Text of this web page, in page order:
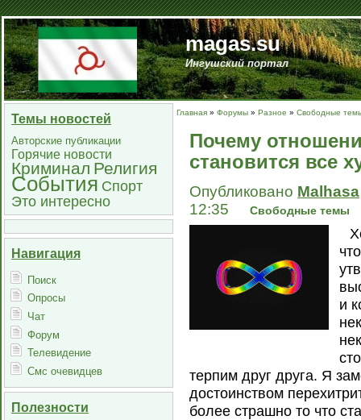
magas.su
Ингушский портал
Темы новостей
Авторские публикации
Горячие новости
Криминал Религия
События Спорт
Это интересно
Навигация
Поиск
Опросы
Чат
Форум
Телевидение
Смс очевидцев
Полезности
Главная » Форумы » Разное » Свободные
Почему
становится все
Опубликовано Malhasa
12:35
Свободные темы
и
терпим друг друга. Я
достоинством
более страшно то что